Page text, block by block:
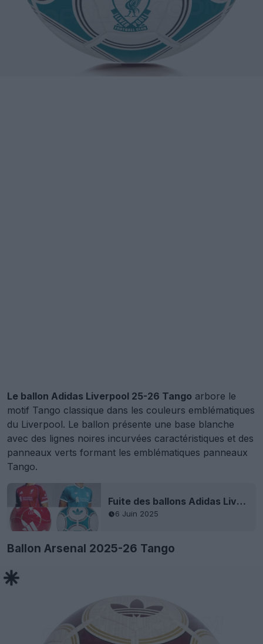
Le ballon Adidas Liverpool 25-26 Tango arbore le
motif Tango classique dans les couleurs emblématiques
du Liverpool. Le ballon présente une base blanche
avec des lignes noires incurvées caractéristiques et des
panneaux verts formant les emblématiques panneaux
Tango.
Fuite des ballons Adidas Liverpool 25-26 - Fini Nike
6 Juin 2025
Ballon Arsenal 2025-26 Tango